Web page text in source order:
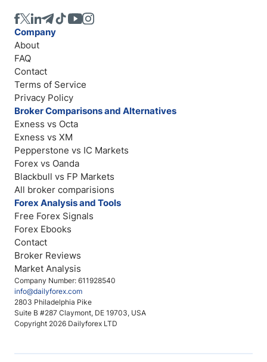
Company Number: 611928540
info@dailyforex.com
2803 Philadelphia Pike
Suite B #287 Claymont, DE 19703, USA
Copyright 2026 Dailyforex LTD
Company
About
FAQ
Contact
Terms of Service
Privacy Policy
Broker Comparisons and Alternatives
Exness vs Octa
Exness vs XM
Pepperstone vs IC Markets
Forex vs Oanda
Blackbull vs FP Markets
All broker comparisions
Forex Analysis and Tools
Free Forex Signals
Forex Ebooks
Contact
Broker Reviews
Market Analysis